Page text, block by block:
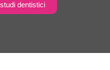
dentistici